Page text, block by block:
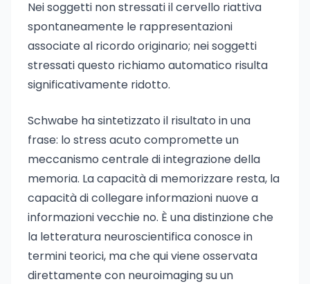
Nei soggetti non stressati il cervello riattiva
spontaneamente le rappresentazioni
associate al ricordo originario; nei soggetti
stressati questo richiamo automatico risulta
significativamente ridotto.
Schwabe ha sintetizzato il risultato in una
frase: lo stress acuto compromette un
meccanismo centrale di integrazione della
memoria. La capacità di memorizzare resta, la
capacità di collegare informazioni nuove a
informazioni vecchie no. È una distinzione che
la letteratura neuroscientifica conosce in
termini teorici, ma che qui viene osservata
direttamente con neuroimaging su un